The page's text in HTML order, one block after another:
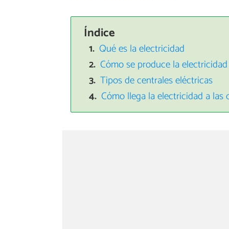
Índice
Qué es la electricidad
Cómo se produce la electricidad
Tipos de centrales eléctricas
Cómo llega la electricidad a las